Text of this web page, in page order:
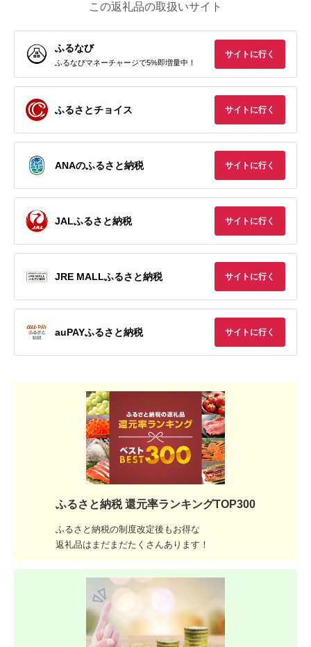
この返礼品の取扱いサイト
ふるなび
ふるなびマネーチャージで5%即増量中！
サイトに行く
ふるさとチョイス サイトに行く
ANAのふるさと納税 サイトに行く
JALふるさと納税 サイトに行く
JRE MALLふるさと納税 サイトに行く
auPAYふるさと納税 サイトに行く
ふるさと納税 還元率ランキングTOP300
ふるさと納税の制度改定後もお得な
返礼品はまだまだたくさんあります！